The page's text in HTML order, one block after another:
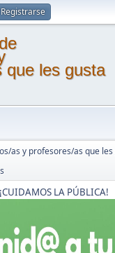
Registrarse
que les gusta
as y profesores/as que
¡CUIDAMOS LA PÚBLICA!